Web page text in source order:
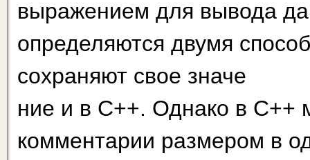
выражением для вывода
определяются двумя
сохраняют свое значе­
ние и в С++. Однако в С++
комментарии размером в